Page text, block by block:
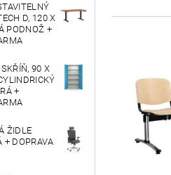
D, 120 X
PODNOŽ +
90 X
+
ŽIDLE
+ DOPRAVA